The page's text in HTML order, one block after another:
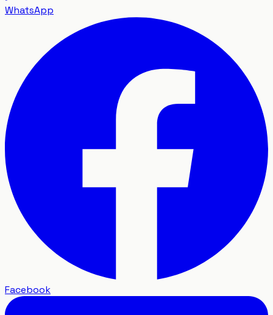
WhatsApp
Facebook